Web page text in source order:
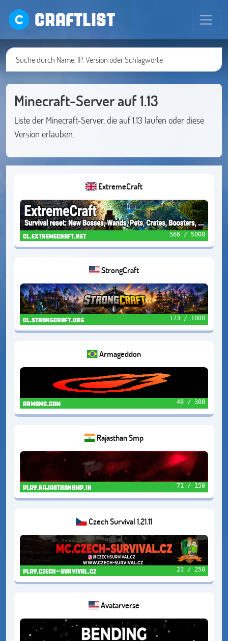
CRAFTLIST
Minecraft-Server auf 1.13
Liste der Minecraft-Server, die auf 1.13 laufen oder diese
Version erlauben.
ExtremeCraft
cl.extremecraft.net 566 / 5000
StrongCraft
cl.strongcraft.org 173 / 1000
Armageddon
armamc.com 48 / 300
Rajasthan Smp
play.rajasthansmp.in 71 / 150
Czech Survival 1.21.11
play.czech-survival.cz 23 / 250
Avatarverse